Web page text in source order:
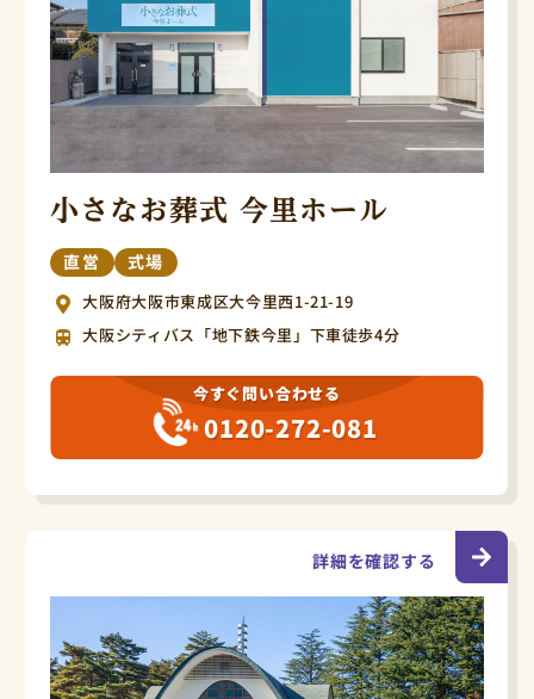
小さなお葬式 今里ホール
直営 式場
大阪府大阪市東成区大今里西1-21-19
大阪シティバス「地下鉄今里」下車徒歩4分
今すぐ問い合わせる
0120-272-081
詳細を確認する